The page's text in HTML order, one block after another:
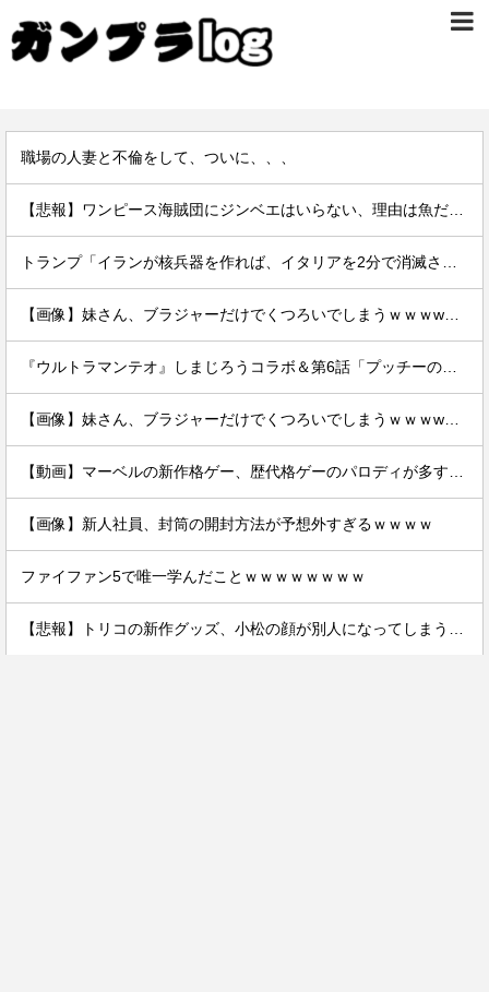
職場の人妻と不倫をして、ついに、、、
【画像】新人社員、封筒の開封方法が予想外すぎるｗｗｗｗ
ファイファン5で唯一学んだことｗｗｗｗｗｗｗｗ